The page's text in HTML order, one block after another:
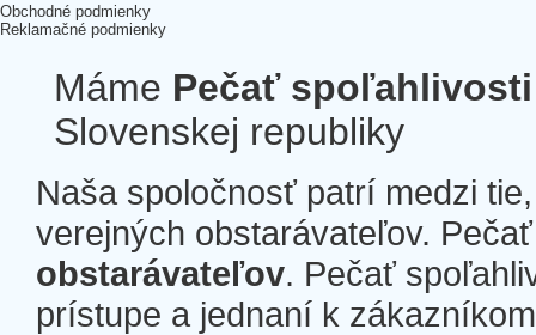
Obchodné podmienky
Reklamačné podmienky
Máme Pečať spoľahlivosti
Slovenskej republiky
Naša spoločnosť patrí medzi
verejných obstarávateľov.
obstarávateľov. Pečať
prístupe a jednaní k